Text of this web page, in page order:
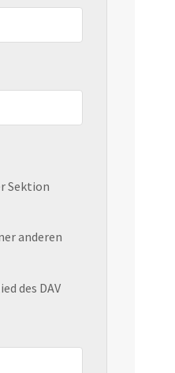
Sektion
anderen
des DAV